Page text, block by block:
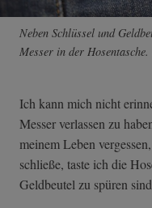
Neben Schlüssel und
Messer in der
Ich kann mich nicht
Messer verlassen zu
meinem Leben
schließe, taste ich die
Geldbeutel zu spüren